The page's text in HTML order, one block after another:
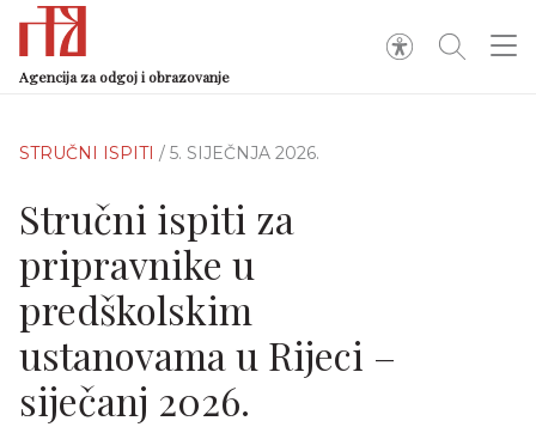
Agencija za odgoj i obrazovanje
STRUČNI ISPITI / 5. SIJEČNJA 2026.
Stručni ispiti za
pripravnike u
predškolskim
ustanovama u Rijeci –
siječanj 2026.